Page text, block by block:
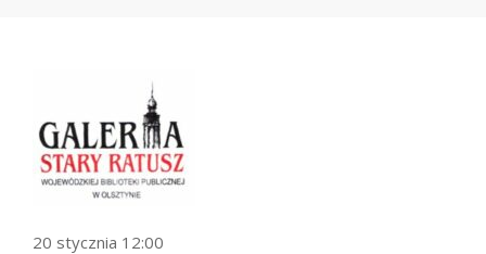
20 stycznia 12:00